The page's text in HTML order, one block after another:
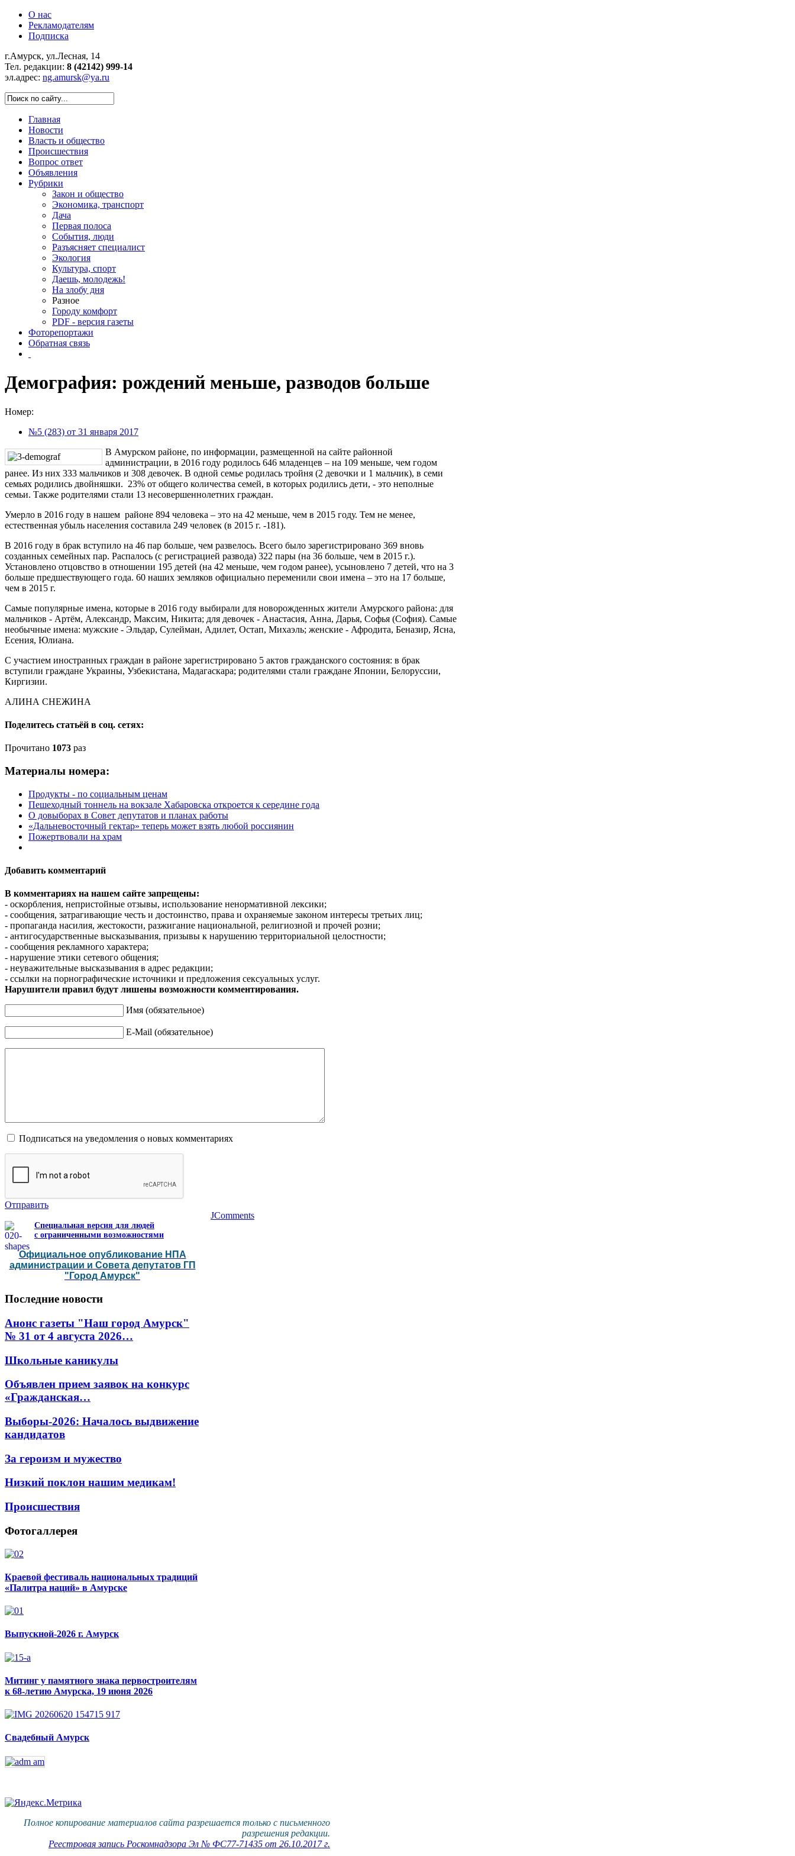
О нас
Рекламодателям
Подписка
г.Амурск, ул.Лесная, 14
Тел. редакции: 8 (42142) 999-14
эл.адрес: ng.amursk@ya.ru
Главная
Новости
Власть и общество
Происшествия
Вопрос ответ
Объявления
Рубрики
Закон и общество
Экономика, транспорт
Дача
Первая полоса
События, люди
Разъясняет специалист
Экология
Культура, спорт
Даешь, молодежь!
На злобу дня
Разное
Городу комфорт
PDF - версия газеты
Фоторепортажи
Обратная связь
Демография: рождений меньше, разводов больше
Номер:
№5 (283) от 31 января 2017
В Амурском районе, по информации, размещенной на сайте районной
администрации, в 2016 году родилось 646 младенцев – на 109 меньше, чем годом
ранее. Из них 333 мальчиков и 308 девочек. В одной семье родилась тройня (2 девочки и 1 мальчик), в семи
семьях родились двойняшки. 23% от общего количества семей, в которых родились дети, - это неполные
семьи. Также родителями стали 13 несовершеннолетних граждан.
Умерло в 2016 году в нашем районе 894 человека – это на 42 меньше, чем в 2015 году. Тем не менее,
естественная убыль населения составила 249 человек (в 2015 г. -181).
В 2016 году в брак вступило на 46 пар больше, чем развелось. Всего было зарегистрировано 369 вновь
созданных семейных пар. Распалось (с регистрацией развода) 322 пары (на 36 больше, чем в 2015 г.).
Установлено отцовство в отношении 195 детей (на 42 меньше, чем годом ранее), усыновлено 7 детей, что на 3
больше предшествующего года. 60 наших земляков официально переменили свои имена – это на 17 больше,
чем в 2015 г.
Самые популярные имена, которые в 2016 году выбирали для новорожденных жители Амурского района: для
мальчиков - Артём, Александр, Максим, Никита; для девочек - Анастасия, Анна, Дарья, Софья (София). Самые
необычные имена: мужские - Эльдар, Сулейман, Адилет, Остап, Михаэль; женские - Афродита, Беназир, Ясна,
Есения, Юлиана.
С участием иностранных граждан в районе зарегистрировано 5 актов гражданского состояния: в брак
вступили граждане Украины, Узбекистана, Мадагаскара; родителями стали граждане Японии, Белоруссии,
Киргизии.
АЛИНА СНЕЖИНА
Поделитесь статьёй в соц. сетях:
Прочитано 1073 раз
Материалы номера:
Продукты - по социальным ценам
Пешеходный тоннель на вокзале Хабаровска откроется к середине года
О довыборах в Совет депутатов и планах работы
«Дальневосточный гектар» теперь может взять любой россиянин
Пожертвовали на храм
Добавить комментарий
В комментариях на нашем сайте запрещены:
- оскорбления, непристойные отзывы, использование ненормативной лексики;
- сообщения, затрагивающие честь и достоинство, права и охраняемые законом интересы третьих лиц;
- пропаганда насилия, жестокости, разжигание национальной, религиозной и прочей розни;
- антигосударственные высказывания, призывы к нарушению территориальной целостности;
- сообщения рекламного характера;
- нарушение этики сетевого общения;
- неуважительные высказывания в адрес редакции;
- ссылки на порнографические источники и предложения сексуальных услуг.
Нарушители правил будут лишены возможности комментирования.
Имя (обязательное)
E-Mail (обязательное)
Подписаться на уведомления о новых комментариях
Отправить
JComments
Специальная версия для людей
с ограниченными возможностями
Официальное опубликование НПА
администрации и Совета депутатов ГП
"Город Амурск"
Последние новости
Анонс газеты "Наш город Амурск"
№ 31 от 4 августа 2026…
Школьные каникулы
Объявлен прием заявок на конкурс
«Гражданская…
Выборы-2026: Началось выдвижение
кандидатов
За героизм и мужество
Низкий поклон нашим медикам!
Происшествия
Фотогаллерея
Краевой фестиваль национальных традиций
«Палитра наций» в Амурске
Выпускной-2026 г. Амурск
Митинг у памятного знака первостроителям
к 68-летию Амурска, 19 июня 2026
Свадебный Амурск
Полное копирование материалов сайта разрешается только с письменного
разрешения редакции.
Реестровая запись Роскомнадзора Эл № ФС77-71435 от 26.10.2017 г.